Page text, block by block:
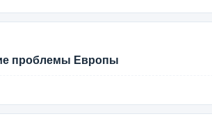
проблемы Европы